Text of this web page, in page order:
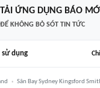
TẢI ỨNG DỤNG BÁO MỚI
ĐỂ KHÔNG BỎ SÓT TIN TỨC
dụng
Sân Bay Sydney Kingsford